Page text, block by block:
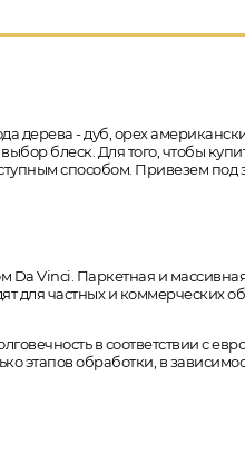
дерева - дуб, орех
блеск. Для того, чтобы
способом. Привезем под
Vinci. Паркетная и
для частных и коммерческих
в соответствии с
этапов обработки, в